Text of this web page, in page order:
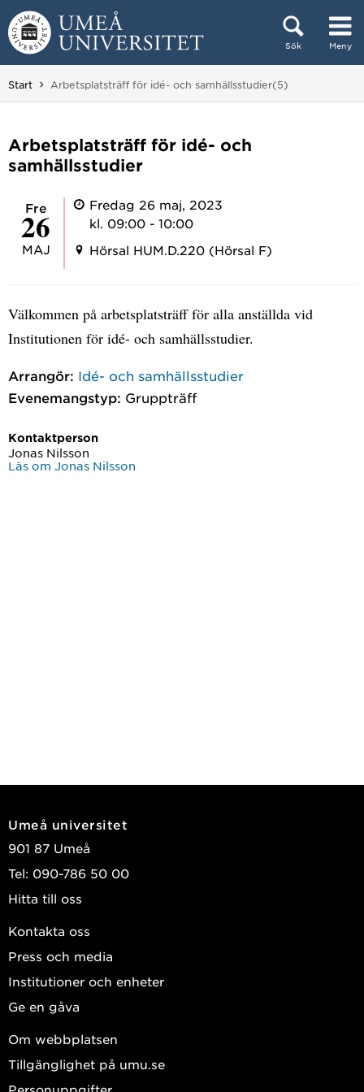
Hoppa direkt till innehållet
Sök Meny
Huvudmenyn dold.
Start Du är här:
Arbetsplatsträff för idé- och samhällsstudier(5)
Arbetsplatsträff för idé- och
samhällsstudier
fre
26
MAJ
Fredag 26 maj, 2023
kl. 09:00 - 10:00
Hörsal HUM.D.220 (Hörsal F)
Välkommen på arbetsplatsträff för alla anställda vid
Institutionen för idé- och samhällsstudier.
Arrangör: Idé- och samhällsstudier
Evenemangstyp: Gruppträff
Kontaktperson
Jonas Nilsson
Läs om Jonas Nilsson
Umeå universitet
901 87 Umeå
Tel: 090-786 50 00
Hitta till oss
Kontakta oss
Press och media
Institutioner och enheter
Ge en gåva
Om webbplatsen
Tillgänglighet på umu.se